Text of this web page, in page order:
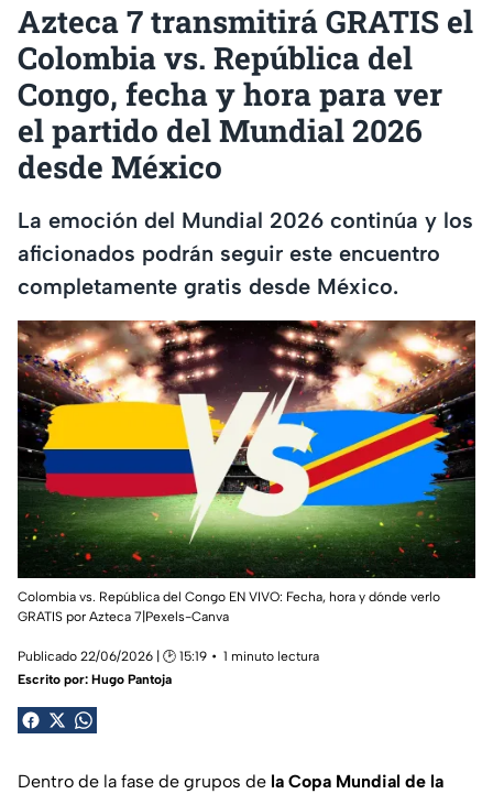
Azteca 7 transmitirá GRATIS el
Colombia vs. República del
Congo, fecha y hora para ver
el partido del Mundial 2026
desde México
La emoción del Mundial 2026 continúa y los
aficionados podrán seguir este encuentro
completamente gratis desde México.
Colombia vs. República del Congo EN VIVO: Fecha, hora y dónde verlo
GRATIS por Azteca 7|Pexels-Canva
Publicado 22/06/2026 | 🕑 15:19
1 minuto lectura
Escrito por: Hugo Pantoja
Dentro de la fase de grupos de la Copa Mundial de la